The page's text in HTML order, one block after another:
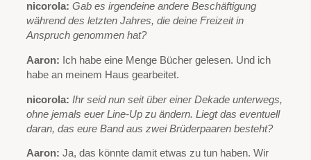
nicorola: Gab es irgendeine andere Beschäftigung
während des letzten Jahres, die deine Freizeit in
Anspruch genommen hat?
Aaron: Ich habe eine Menge Bücher gelesen. Und ich
habe an meinem Haus gearbeitet.
nicorola: Ihr seid nun seit über einer Dekade unterwegs,
ohne jemals euer Line-Up zu ändern. Liegt das eventuell
daran, das eure Band aus zwei Brüderpaaren besteht?
Aaron: Ja, das könnte damit etwas zu tun haben. Wir